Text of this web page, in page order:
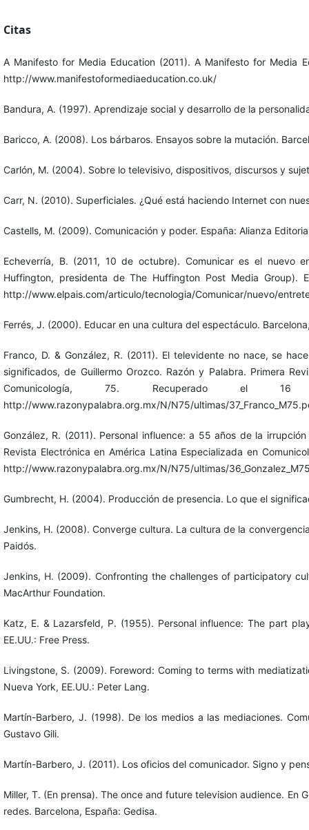
Citas
A Manifesto for Media Education (2011). A Manifesto for Media
http://www.manifestoformediaeducation.co.uk/
Bandura, A. (1997). Aprendizaje social y desarrollo de la
Baricco, A. (2008). Los bárbaros. Ensayos sobre la mutación.
Carlón, M. (2004). Sobre lo televisivo, dispositivos, discursos y
Carr, N. (2010). Superficiales. ¿Qué está haciendo Internet con
Castells, M. (2009). Comunicación y poder. España: Alianza
Echeverría, B. (2011, 10 de octubre). Comunicar es el nuevo
Huffington, presidenta de The Huffington Post Media
http://www.elpais.com/articulo/tecnologia/Comunicar/nuevo/
Ferrés, J. (2000). Educar en una cultura del espectáculo.
Franco, D. & González, R. (2011). El televidente no nace, se
significados, de Guillermo Orozco. Razón y Palabra. Primera
Comunicología, 75. Recuperado
http://www.razonypalabra.org.mx/N/N75/ultimas/
González, R. (2011). Personal influence: a 55 años de la
Revista Electrónica en América Latina Especializada en
http://www.razonypalabra.org.mx/N/N75/ultimas/
Gumbrecht, H. (2004). Producción de presencia. Lo que el
Jenkins, H. (2008). Converge cultura. La cultura de la
Paidós.
Jenkins, H. (2009). Confronting the challenges of participatory
MacArthur Foundation.
Katz, E. & Lazarsfeld, P. (1955). Personal influence: The part
EE.UU.: Free Press.
Livingstone, S. (2009). Foreword: Coming to terms with
Nueva York, EE.UU.: Peter Lang.
Martín-Barbero, J. (1998). De los medios a las mediaciones.
Gustavo Gili.
Martín-Barbero, J. (2011). Los oficios del comunicador. Signo y
Miller, T. (En prensa). The once and future television audience. En
redes. Barcelona, España: Gedisa.